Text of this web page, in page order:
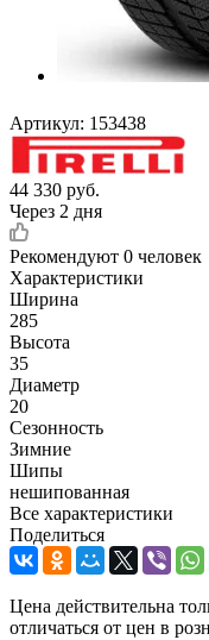
Артикул: 153438
44 330 руб.
Через 2 дня
Рекомендуют 0 человек
Характеристики
Ширина
285
Высота
35
Диаметр
20
Сезонность
Зимние
Шипы
нешипованная
Все характеристики
Поделиться
Цена действительна
отличаться от цен в